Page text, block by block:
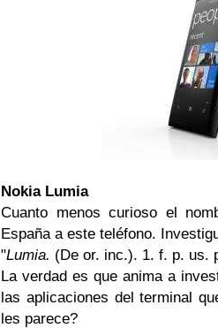
NokiaLumia
Cuanto menos curioso el
España a este teléfono.
"Lumia. (De or. inc.). 1. f. p. us.
La verdad es que anima a
las aplicaciones del terminal
les parece?